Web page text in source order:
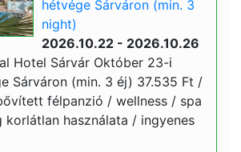
hétvége Sárváron (min. 3
night)
2026.10.22 - 2026.10.26
Hotel Sárvár Október 23-i
Sárváron (min. 3 éj) 37.535 Ft /
félpanzió / wellness / spa
korlátlan használata / ingyenes